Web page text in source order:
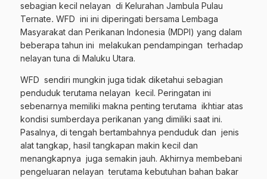
sebagian kecil nelayan di Kelurahan Jambula Pulau
Ternate. WFD ini ini diperingati bersama Lembaga
Masyarakat dan Perikanan Indonesia (MDPI) yang dalam
beberapa tahun ini melakukan pendampingan terhadap
nelayan tuna di Maluku Utara.
WFD sendiri mungkin juga tidak diketahui sebagian
penduduk terutama nelayan kecil. Peringatan ini
sebenarnya memiliki makna penting terutama ikhtiar atas
kondisi sumberdaya perikanan yang dimiliki saat ini.
Pasalnya, di tengah bertambahnya penduduk dan jenis
alat tangkap, hasil tangkapan makin kecil dan
menangkapnya juga semakin jauh. Akhirnya membebani
pengeluaran nelayan terutama kebutuhan bahan bakar